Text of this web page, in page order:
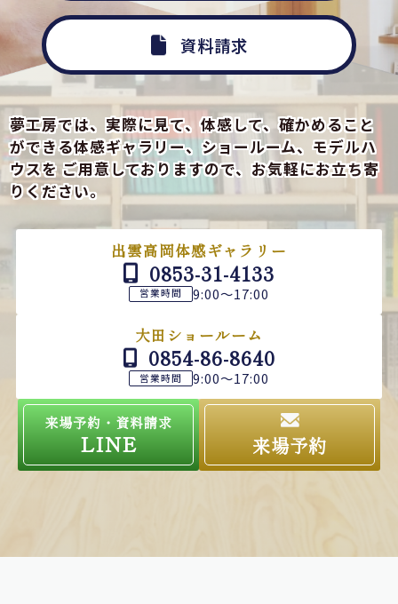
資料請求
夢工房では、実際に見て、体感して、確かめること
ができる体感ギャラリー、ショールーム、モデルハ
ウスをご用意しておりますので、お気軽にお立ち寄
りください。
出雲高岡体感ギャラリー
0853-31-4133
営業時間 9:00～17:00
大田ショールーム
0854-86-8640
営業時間 9:00～17:00
来場予約・資料請求
LINE 来場予約